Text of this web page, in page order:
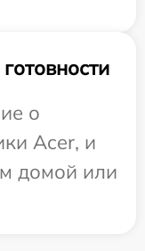
о
Acer, и
домой или